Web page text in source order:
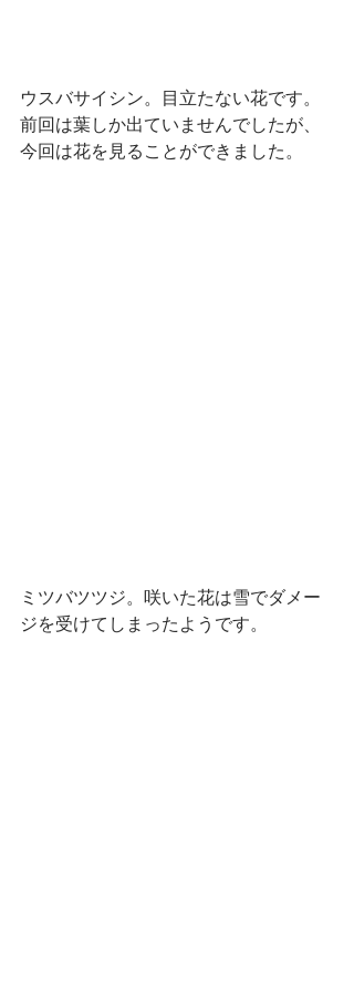
ウスバサイシン。目立たない花です。
前回は葉しか出ていませんでしたが、
今回は花を見ることができました。
ミツバツツジ。咲いた花は雪でダメー
ジを受けてしまったようです。